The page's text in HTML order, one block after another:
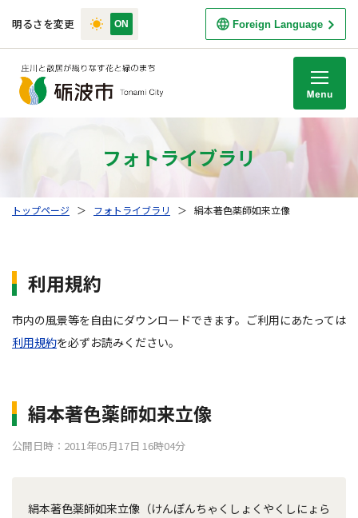
明るさを変更 Foreign Language
フォトライブラリ
トップページ ＞ フォトライブラリ ＞ 絹本著色薬師如来立像
利用規約
市内の風景等を自由にダウンロードできます。ご利用にあたっては
利用規約を必ずお読みください。
絹本著色薬師如来立像
公開日時：2011年05月17日 16時04分
絹本著色薬師如来立像（けんぽんちゃくしょくやくしにょら